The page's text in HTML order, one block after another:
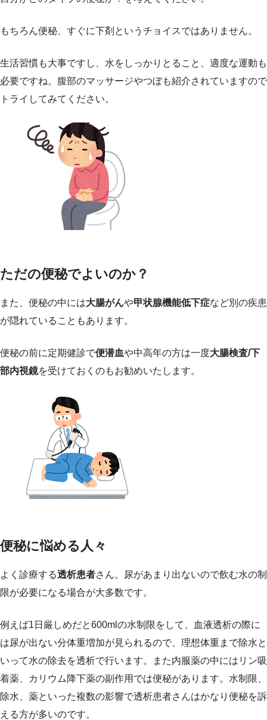
もちろん便秘、すぐに下剤というチョイスではありません。
生活習慣も大事ですし、水をしっかりとること、適度な運動も
必要ですね。腹部のマッサージやつぼも紹介されていますので
トライしてみてください。
ただの便秘でよいのか？
また、便秘の中には大腸がんや甲状腺機能低下症など別の疾患
が隠れていることもあります。
便秘の前に定期健診で便潜血や中高年の方は一度大腸検査/下
部内視鏡を受けておくのもお勧めいたします。
便秘に悩める人々
よく診療する透析患者さん。尿があまり出ないので飲む水の制
限が必要になる場合が大多数です。
例えば1日厳しめだと600mlの水制限をして、血液透析の際に
は尿が出ない分体重増加が見られるので、理想体重まで除水と
いって水の除去を透析で行います。また内服薬の中にはリン吸
着薬、カリウム降下薬の副作用では便秘があります。水制限、
除水、薬といった複数の影響で透析患者さんはかなり便秘を訴
える方が多いのです。